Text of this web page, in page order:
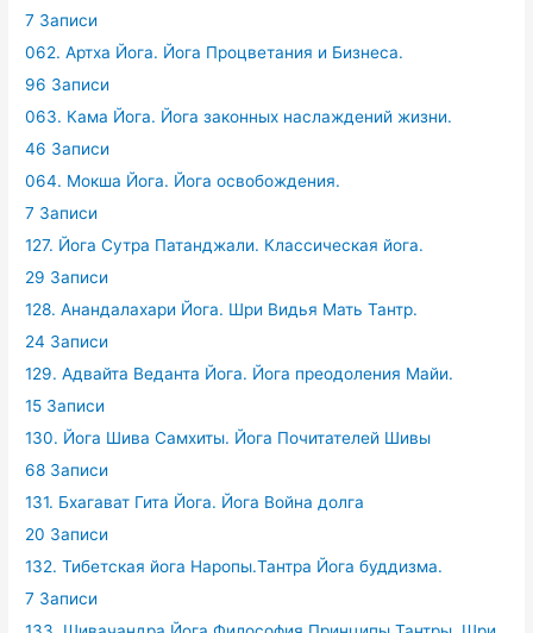
7 Записи
062. Артха Йога. Йога Процветания и Бизнеса.
96 Записи
063. Кама Йога. Йога законных наслаждений жизни.
46 Записи
064. Мокша Йога. Йога освобождения.
7 Записи
127. Йога Сутра Патанджали. Классическая йога.
29 Записи
128. Анандалахари Йога. Шри Видья Мать Тантр.
24 Записи
129. Адвайта Веданта Йога. Йога преодоления Майи.
15 Записи
130. Йога Шива Самхиты. Йога Почитателей Шивы
68 Записи
131. Бхагават Гита Йога. Йога Война долга
20 Записи
132. Тибетская йога Наропы.Тантра Йога буддизма.
7 Записи